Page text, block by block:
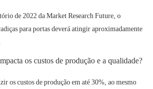
de 2022 da Market Research Future, o
para portas deverá atingir aproximadamente
os custos de produção e a qualidade?
os custos de produção em até 30%, ao mesmo